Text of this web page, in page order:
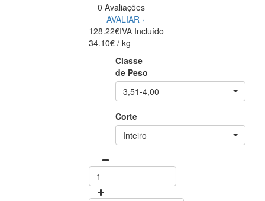
0 Avaliações
AVALIAR ›
128.22€IVA Incluído
34.10€ / kg
Classe
de Peso
3,51-4,00
Corte
Inteiro